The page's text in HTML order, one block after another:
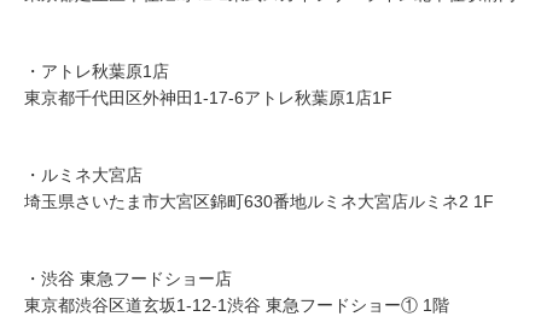
・アトレ秋葉原1店
東京都千代田区外神田1-17-6アトレ秋葉原1店1F
・ルミネ大宮店
埼玉県さいたま市大宮区錦町630番地ルミネ大宮店ルミネ2 1F
・渋谷 東急フードショー店
東京都渋谷区道玄坂1-12-1渋谷 東急フードショー① 1階